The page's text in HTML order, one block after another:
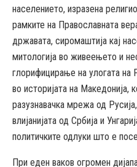
населението, изразена
рамките на Православната
државата, сиромаштија кај
митологија во живеењето и
глорифицирање на улогата на
во историјата на Македонија,
разузнавачка мрежа од
влијанијата од Србија и
политичките одлуки што е
При еден ваков огромен